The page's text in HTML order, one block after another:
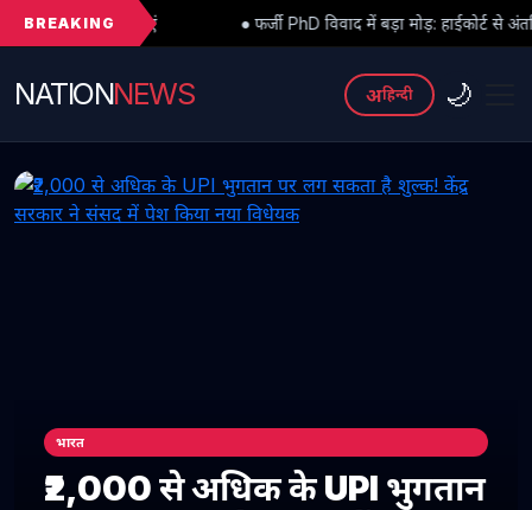
BREAKING● फर्जी PhD विवाद में बड़ा मोड़: हाईकोर्ट से अंतरिम राहत के बाद 3
NATIONNEWS अहिन्दी 🌙
भारत
₹2,000 से अधिक के UPI भुगतान